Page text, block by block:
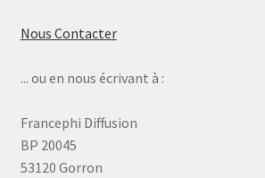
Nous Contacter
... ou en nous écrivant à :
Francephi Diffusion
BP 20045
53120 Gorron